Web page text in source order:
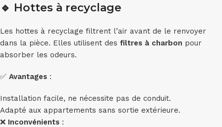
🔹 Hottes à recyclage
Les hottes à recyclage filtrent l’air avant de le renvoyer
dans la pièce. Elles utilisent des filtres à charbon pour
absorber les odeurs.
✅ Avantages :
Installation facile, ne nécessite pas de conduit.
Adapté aux appartements sans sortie extérieure.
❌ Inconvénients :